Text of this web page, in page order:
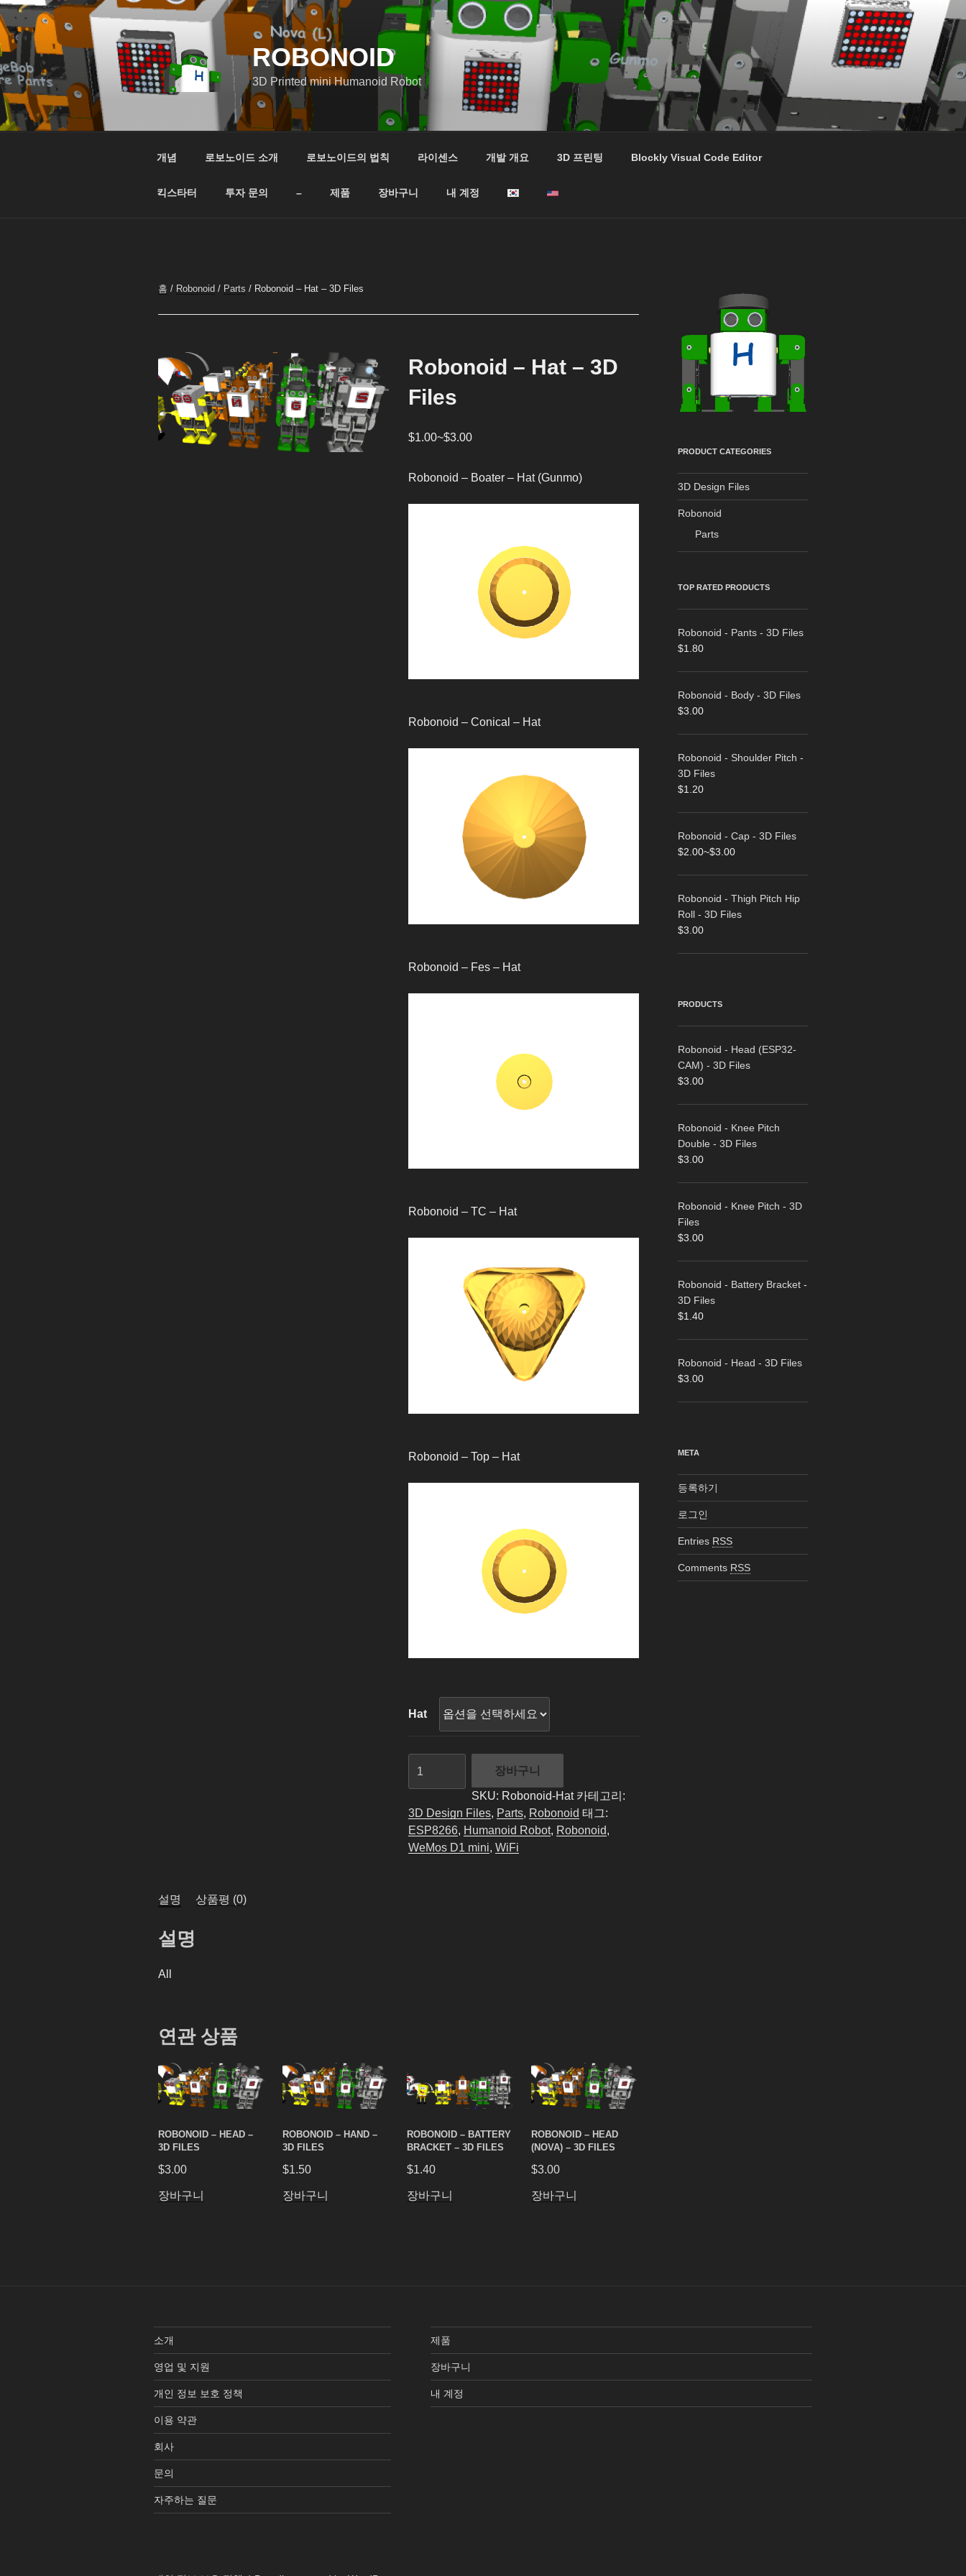
콘
텐
츠
로
바
로
가
기
ROBONOID
3D Printed mini Humanoid Robot
개념 로보노이드 소개 로보노이드의 법칙 라이센스 개발 개요 3D 프린팅 Blockly Visual Code Editor
킥스타터 투자 문의 – 제품 장바구니 내 계정
홈 / Robonoid / Parts / Robonoid – Hat – 3D Files
Robonoid – Hat – 3D
Files
$1.00~$3.00
Robonoid – Boater – Hat (Gunmo)
Robonoid – Conical – Hat
Robonoid – Fes – Hat
Robonoid – TC – Hat
Robonoid – Top – Hat
Hat
-
3D
Files
장바구니
SKU: Robonoid-Hat 카테고리:
3D Design Files, Parts, Robonoid 태그:
ESP8266, Humanoid Robot, Robonoid,
WeMos D1 mini, WiFi
설명 상품평 (0)
설명
All
연관 상품
ROBONOID – HEAD –
3D FILES
$3.00
장바구니
ROBONOID – HAND –
3D FILES
$1.50
장바구니
ROBONOID – BATTERY
BRACKET – 3D FILES
$1.40
장바구니
ROBONOID – HEAD
(NOVA) – 3D FILES
$3.00
장바구니
PRODUCT CATEGORIES
3D Design Files
Robonoid
Parts
TOP RATED PRODUCTS
Robonoid - Pants - 3D Files
$1.80
Robonoid - Body - 3D Files
$3.00
Robonoid - Shoulder Pitch -
3D Files
$1.20
Robonoid - Cap - 3D Files
$2.00~$3.00
Robonoid - Thigh Pitch Hip
Roll - 3D Files
$3.00
PRODUCTS
Robonoid - Head (ESP32-
CAM) - 3D Files
$3.00
Robonoid - Knee Pitch
Double - 3D Files
$3.00
Robonoid - Knee Pitch - 3D
Files
$3.00
Robonoid - Battery Bracket -
3D Files
$1.40
Robonoid - Head - 3D Files
$3.00
META
등록하기
로그인
Entries RSS
Comments RSS
소개
영업 및 지원
개인 정보 보호 정책
이용 약관
회사
문의
자주하는 질문
제품
장바구니
내 계정